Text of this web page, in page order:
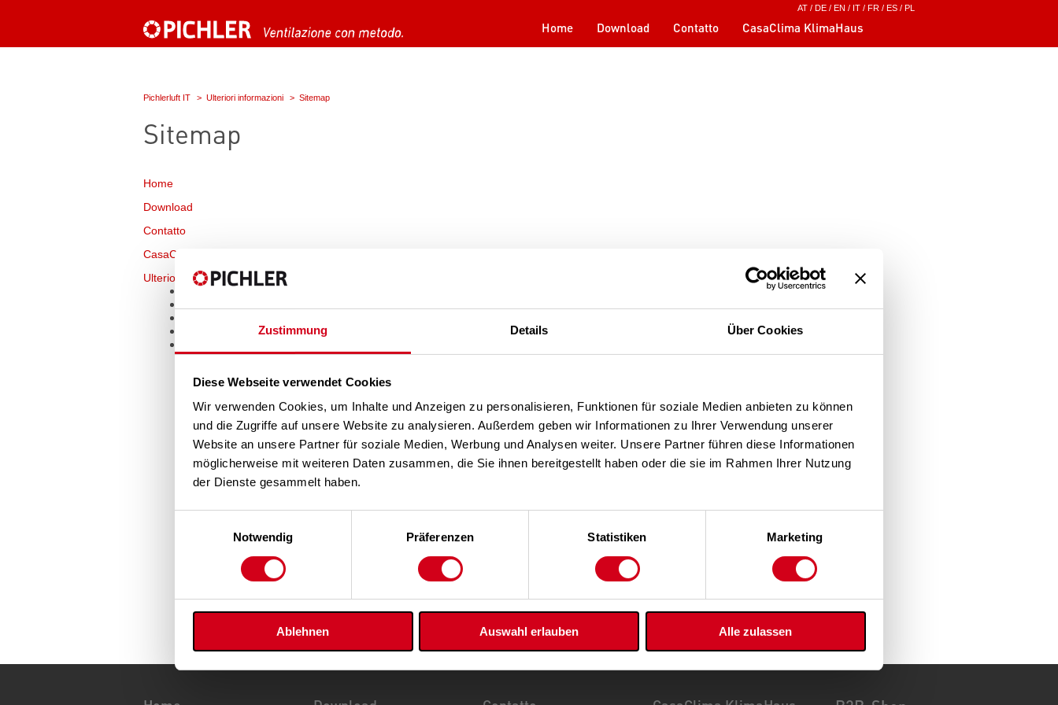
Zustimmung Details Über Cookies
Diese Webseite verwendet Cookies
Wir verwenden Cookies, um Inhalte und Anzeigen zu personalisieren, Funktionen für soziale Medien anbieten zu können
und die Zugriffe auf unsere Website zu analysieren. Außerdem geben wir Informationen zu Ihrer Verwendung unserer
Website an unsere Partner für soziale Medien, Werbung und Analysen weiter. Unsere Partner führen diese Informationen
möglicherweise mit weiteren Daten zusammen, die Sie ihnen bereitgestellt haben oder die sie im Rahmen Ihrer Nutzung
der Dienste gesammelt haben.
Notwendig
Präferenzen Statistiken Marketing
Ablehnen Auswahl erlauben Alle zulassen
AT / DE / EN / IT / FR / ES / PL
Home Download Contatto CasaClima KlimaHaus
Pichlerluft IT Ulteriori informazioni Sitemap
Sitemap
Home
Download
Contatto
CasaClima KlimaHaus
Ulteriori informazioni
Termini e condizioni